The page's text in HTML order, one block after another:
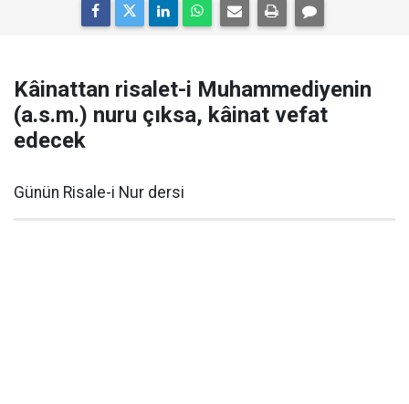
Kâinattan risalet-i Muhammediyenin
(a.s.m.) nuru çıksa, kâinat vefat
edecek
Günün Risale-i Nur dersi